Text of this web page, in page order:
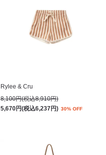
Rylee & Cru
8,100円(税込8,910円)
5,670円(税込6,237円) 30% OFF